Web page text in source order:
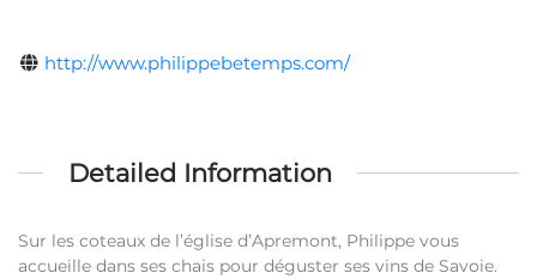
http://www.philippebetemps.com/
Detailed Information
Sur les coteaux de l’église d’Apremont, Philippe vous
accueille dans ses chais pour déguster ses vins de Savoie.